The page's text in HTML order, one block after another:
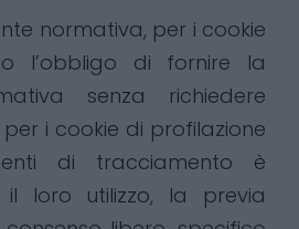
normativa, per i cookie
l’obbligo di fornire la
senza richiedere
i cookie di profilazione
di tracciamento è
il loro utilizzo, la previa